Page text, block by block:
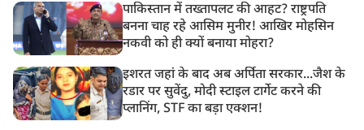
पाकिस्तान में तख्तापलट की आहट? राष्ट्रपति
बनना चाह रहे आसिम मुनीर! आखिर मोहसिन
नकवी को ही क्यों बनाया मोहरा?
इशरत जहां के बाद अब अर्पिता सरकार...जैश के
रडार पर सुवेंदु, मोदी स्टाइल टार्गेट करने की
प्लानिंग, STF का बड़ा एक्शन!